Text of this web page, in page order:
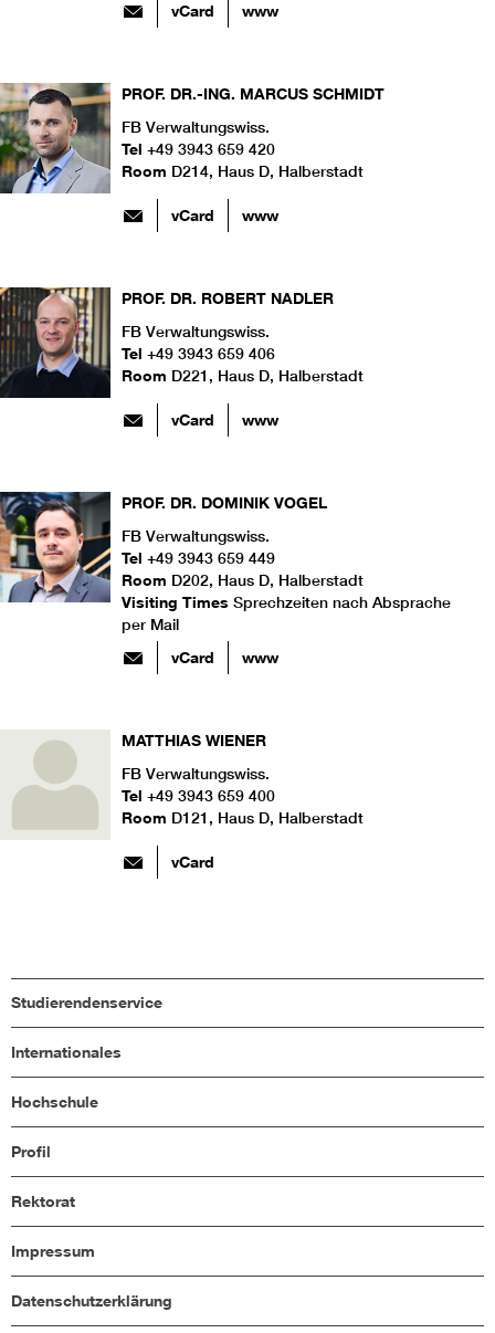
vCard www
PROF. DR.-ING. MARCUS SCHMIDT
FB Verwaltungswiss.
Tel +49 3943 659 420
Room D214, Haus D, Halberstadt
vCard www
PROF. DR. ROBERT NADLER
FB Verwaltungswiss.
Tel +49 3943 659 406
Room D221, Haus D, Halberstadt
vCard www
PROF. DR. DOMINIK VOGEL
FB Verwaltungswiss.
Tel +49 3943 659 449
Room D202, Haus D, Halberstadt
Visiting Times Sprechzeiten nach Absprache
per Mail
vCard www
MATTHIAS WIENER
FB Verwaltungswiss.
Tel +49 3943 659 400
Room D121, Haus D, Halberstadt
vCard
Studierendenservice
Internationales
Hochschule
Profil
Rektorat
Impressum
Datenschutzerklärung